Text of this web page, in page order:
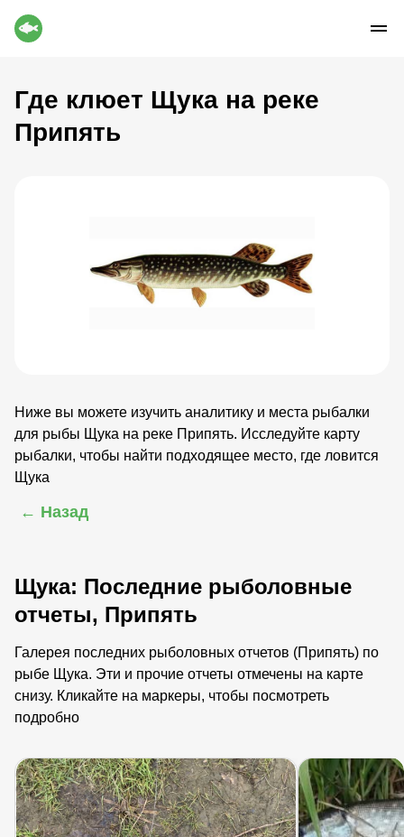
Где клюет Щука на реке
Припять
Ниже вы можете изучить аналитику и места рыбалки
для рыбы Щука на реке Припять. Исследуйте карту
рыбалки, чтобы найти подходящее место, где ловится
Щука
← Назад
Щука: Последние рыболовные
отчеты, Припять
Галерея последних рыболовных отчетов (Припять) по
рыбе Щука. Эти и прочие отчеты отмечены на карте
снизу. Кликайте на маркеры, чтобы посмотреть
подробно